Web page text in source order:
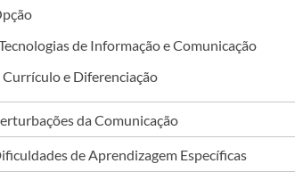
de Informação e Comunicação
Currículo e Diferenciação
da Comunicação
de Aprendizagem Específicas